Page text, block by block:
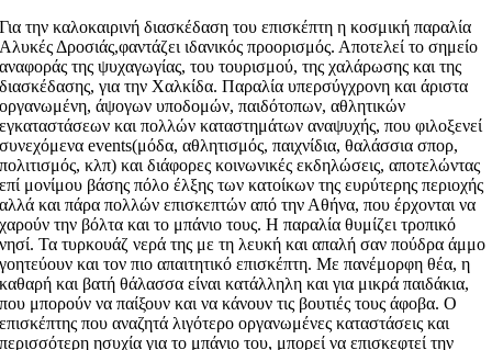
Για την καλοκαιρινή διασκέδαση του επισκέπτη η κοσμική παραλία
Αλυκές Δροσιάς,φαντάζει ιδανικός προορισμός. Αποτελεί το σημείο
αναφοράς της ψυχαγωγίας, του τουρισμού, της χαλάρωσης και της
διασκέδασης, για την Χαλκίδα. Παραλία υπερσύγχρονη και άριστα
οργανωμένη, άψογων υποδομών, παιδότοπων, αθλητικών
εγκαταστάσεων και πολλών καταστημάτων αναψυχής, που φιλοξενεί
συνεχόμενα events(μόδα, αθλητισμός, παιχνίδια, θαλάσσια σπορ,
πολιτισμός, κλπ) και διάφορες κοινωνικές εκδηλώσεις, αποτελώντας
επί μονίμου βάσης πόλο έλξης των κατοίκων της ευρύτερης περιοχής
αλλά και πάρα πολλών επισκεπτών από την Αθήνα, που έρχονται να
χαρούν την βόλτα και το μπάνιο τους. Η παραλία θυμίζει τροπικό
νησί. Τα τυρκουάζ νερά της με τη λευκή και απαλή σαν πούδρα άμμο
γοητεύουν και τον πιο απαιτητικό επισκέπτη. Με πανέμορφη θέα, η
καθαρή και βατή θάλασσα είναι κατάλληλη και για μικρά παιδάκια,
που μπορούν να παίξουν και να κάνουν τις βουτιές τους άφοβα. Ο
επισκέπτης που αναζητά λιγότερο οργανωμένες καταστάσεις και
περισσότερη ησυχία για το μπάνιο του, μπορεί να επισκεφτεί την